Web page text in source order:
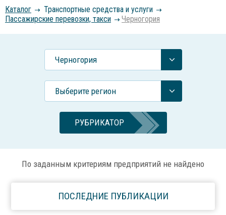
Каталог
Транспортные средства и услуги
Пассажирские перевозки, такси
Черногория
Черногория
Выберите регион
РУБРИКАТОР
По заданным критериям предприятий не найдено
ПОСЛЕДНИЕ ПУБЛИКАЦИИ